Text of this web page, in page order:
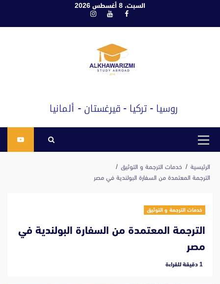
السبت، 8 أغسطس 2026
فيسبوكيوتيوبانستغرام
القائمة
الرئيسية
خدمات الترجمة و التوثيق
الترجمة المعتمدة من السفارة البولندية في مصر
خدمات الترجمة و التوثيق
الترجمة المعتمدة من السفارة البولندية في
مصر
‫1 دقيقة للقراءة